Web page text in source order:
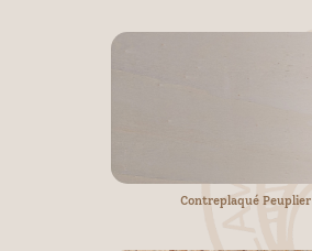
Contreplaqué Peuplier